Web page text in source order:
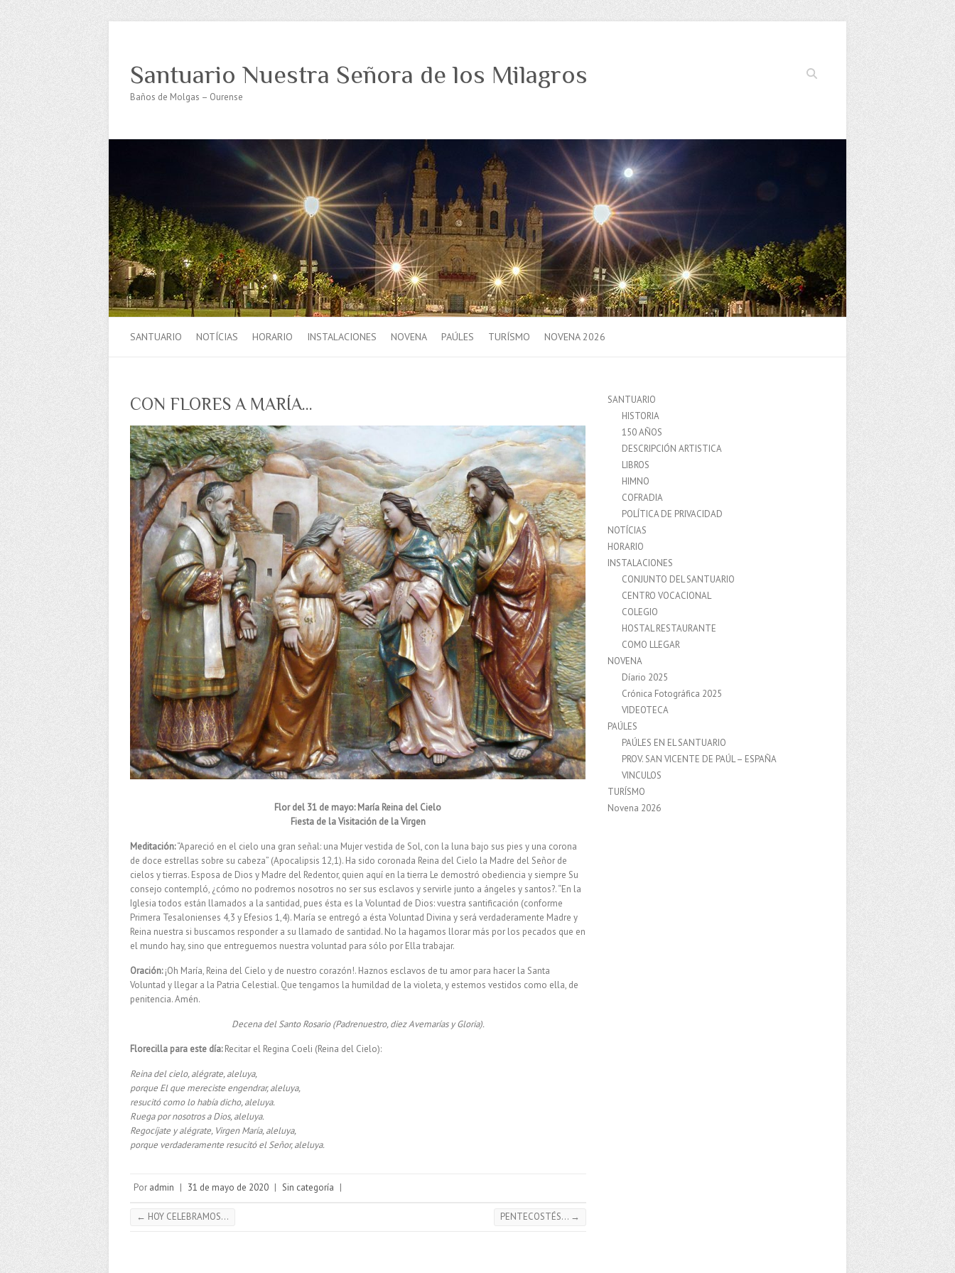
Buscar
Santuario Nuestra Señora de los Milagros
Baños de Molgas – Ourense
SANTUARIO NOTÍCIAS HORARIO INSTALACIONES NOVENA PAÚLES TURÍSMO NOVENA 2026
CON FLORES A MARÍA…
Flor del 31 de mayo: María Reina del Cielo
Fiesta de la Visitación de la Virgen
Meditación:“Apareció en el cielo una gran señal: una Mujer vestida de Sol, con la luna bajo sus pies y una corona
de doce estrellas sobre su cabeza” (Apocalipsis 12,1). Ha sido coronada Reina del Cielo la Madre del Señor de
cielos y tierras. Esposa de Dios y Madre del Redentor, quien aquí en la tierra Le demostró obediencia y siempre Su
consejo contempló, ¿cómo no podremos nosotros no ser sus esclavos y servirle junto a ángeles y santos?. “En la
Iglesia todos están llamados a la santidad, pues ésta es la Voluntad de Dios: vuestra santificación (conforme
Primera Tesalonienses 4,3 y Efesios 1,4). María se entregó a ésta Voluntad Divina y será verdaderamente Madre y
Reina nuestra si buscamos responder a su llamado de santidad. No la hagamos llorar más por los pecados que en
el mundo hay, sino que entreguemos nuestra voluntad para sólo por Ella trabajar.
Oración:¡Oh María, Reina del Cielo y de nuestro corazón!. Haznos esclavos de tu amor para hacer la Santa
Voluntad y llegar a la Patria Celestial. Que tengamos la humildad de la violeta, y estemos vestidos como ella, de
penitencia. Amén.
Decena del Santo Rosario (Padrenuestro, diez Avemarías y Gloria).
Florecilla para este día:Recitar el Regina Coeli (Reina del Cielo):
Reina del cielo, alégrate, aleluya,
porque El que mereciste engendrar, aleluya,
resucitó como lo había dicho, aleluya.
Ruega por nosotros a Dios, aleluya.
Regocíjate y alégrate, Virgen María, aleluya,
porque verdaderamente resucitó el Señor, aleluya.
Por admin | 31 de mayo de 2020 | Sin categoría |
← HOY CELEBRAMOS… PENTECOSTÉS… →
SANTUARIO
HISTORIA
150 AÑOS
DESCRIPCIÓN ARTISTICA
LIBROS
HIMNO
COFRADIA
POLÍTICA DE PRIVACIDAD
NOTÍCIAS
HORARIO
INSTALACIONES
CONJUNTO DEL SANTUARIO
CENTRO VOCACIONAL
COLEGIO
HOSTAL RESTAURANTE
COMO LLEGAR
NOVENA
Díario 2025
Crónica Fotográfica 2025
VIDEOTECA
PAÚLES
PAÚLES EN EL SANTUARIO
PROV. SAN VICENTE DE PAÚL – ESPAÑA
VINCULOS
TURÍSMO
Novena 2026